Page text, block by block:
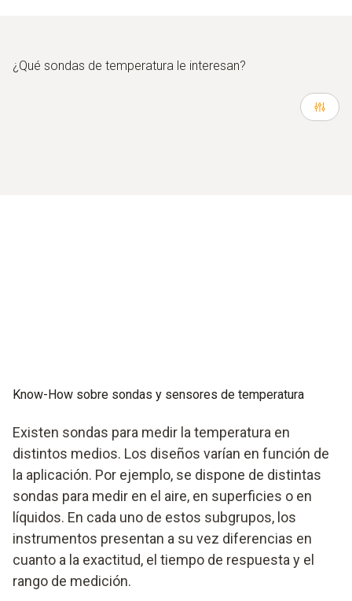
¿Qué sondas de temperatura le interesan?
Know-How sobre sondas y sensores de temperatura
Existen sondas para medir la temperatura en
distintos medios. Los diseños varían en función de
la aplicación. Por ejemplo, se dispone de distintas
sondas para medir en el aire, en superficies o en
líquidos. En cada uno de estos subgrupos, los
instrumentos presentan a su vez diferencias en
cuanto a la exactitud, el tiempo de respuesta y el
rango de medición.